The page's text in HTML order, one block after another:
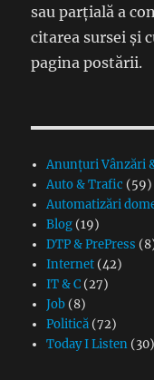
sau parțială a
citarea sursei și
pagina postării.
Anunțuri Vânzări
Auto & Trafic (59)
Automatizări
Blog(19)
DTP & PrePress
Internet(42)
IT & C(27)
Job(8)
Politică(72)
Today I Listen(30)